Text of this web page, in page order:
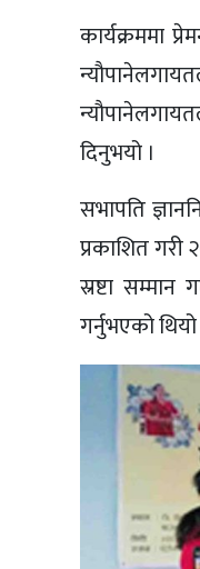
कार्यक्रममा
दिनुभयो ।
सभापति
प्रकाशित गरी
स्रष्टा
गर्नुभएको थियो